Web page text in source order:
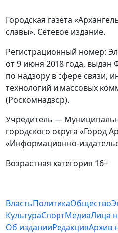
Городская газета
славы». Сетевое издание.
Регистрационный номер:
от 9 июня 2018 года, выдан
по надзору в сфере связи,
технологий и массовых
(Роскомнадзор).
Учредитель —
городского округа «Город
«Информационно-
Возрастная категория 16+
ВластьПолитикаОбщество
КультураСпортМедиаЛица
Об изданииРедакцияАрхив